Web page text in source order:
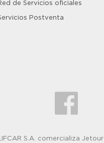
de Servicios oficiales
Postventa
S.A. comercializa Jetour